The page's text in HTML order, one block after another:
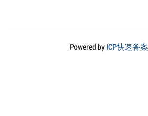
Powered byICP快速备案